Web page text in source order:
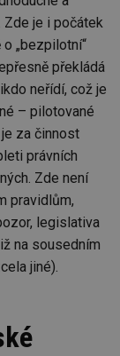
Zde je i počátek
„bezpilotní“
překládá
neřídí, což je
– pilotované
za činnost
právních
Zde není
pravidlům,
legislativa
na sousedním
jiné).